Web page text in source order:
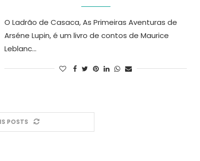
O Ladrão de Casaca, As Primeiras Aventuras de
Arséne Lupin, é um livro de contos de Maurice
Leblanc…
POSTS